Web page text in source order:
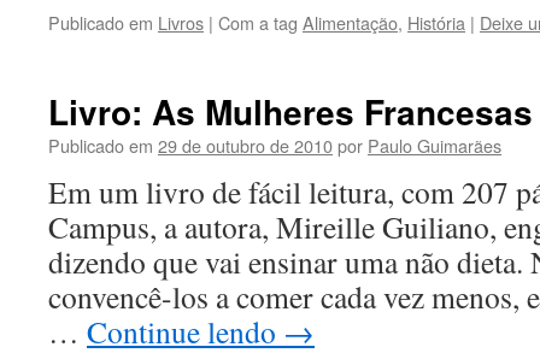
Publicado em Livros | Com a tag Alimentação, História | Deixe
Livro: As Mulheres
Publicado em 29 de outubro de 2010por Paulo Guimarães
Em um livro de fácil leitura, com 207
Campus, a autora, Mireille Guiliano,
dizendo que vai ensinar uma não dieta.
convencê-los a comer cada vez menos,
… Continue lendo →